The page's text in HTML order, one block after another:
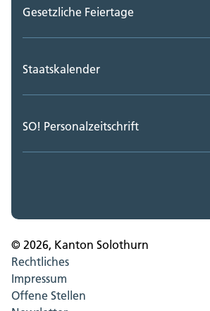
Gesetzliche Feiertage
Staatskalender
SO! Personalzeitschrift
© 2026, Kanton Solothurn
Rechtliches
Impressum
Offene Stellen